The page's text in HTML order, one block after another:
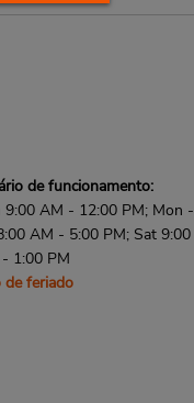
de funcionamento:
9:00 AM - 12:00 PM; Mon -
AM - 5:00 PM; Sat 9:00
1:00 PM
de feriado